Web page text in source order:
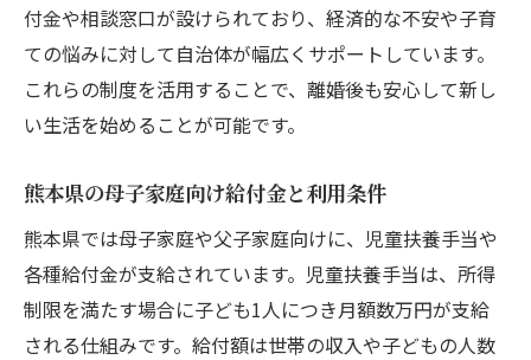
付金や相談窓口が設けられており、経済的な不安や子育
ての悩みに対して自治体が幅広くサポートしています。
これらの制度を活用することで、離婚後も安心して新し
い生活を始めることが可能です。
熊本県の母子家庭向け給付金と利用条件
熊本県では母子家庭や父子家庭向けに、児童扶養手当や
各種給付金が支給されています。児童扶養手当は、所得
制限を満たす場合に子ども1人につき月額数万円が支給
される仕組みです。給付額は世帯の収入や子どもの人数